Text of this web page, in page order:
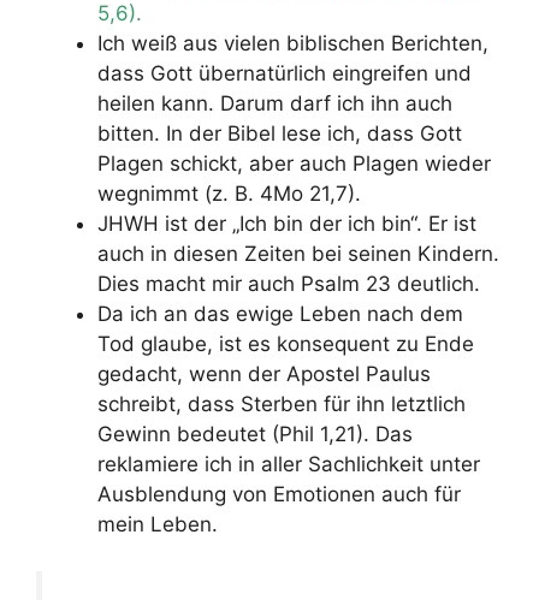
5,6).
Ich weiß aus vielen biblischen Berichten,
dass Gott übernatürlich eingreifen und
heilen kann. Darum darf ich ihn auch
bitten. In der Bibel lese ich, dass Gott
Plagen schickt, aber auch Plagen wieder
wegnimmt (z. B. 4Mo 21,7).
JHWH ist der „Ich bin der ich bin“. Er ist
auch in diesen Zeiten bei seinen Kindern.
Dies macht mir auch Psalm 23 deutlich.
Da ich an das ewige Leben nach dem
Tod glaube, ist es konsequent zu Ende
gedacht, wenn der Apostel Paulus
schreibt, dass Sterben für ihn letztlich
Gewinn bedeutet (Phil 1,21). Das
reklamiere ich in aller Sachlichkeit unter
Ausblendung von Emotionen auch für
mein Leben.